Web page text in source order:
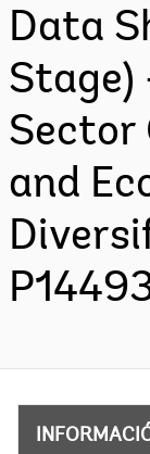
Data
Stage)
Sector
and